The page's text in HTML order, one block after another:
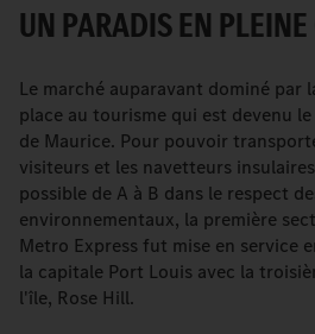
UN PARADIS EN
Le marché auparavant dominé par
place au tourisme qui est devenu
de Maurice. Pour pouvoir
visiteurs et les navetteurs
possible de A à B dans le respect
environnementaux, la première
Metro Express fut mise en service
la capitale Port Louis avec la
l'île, Rose Hill.